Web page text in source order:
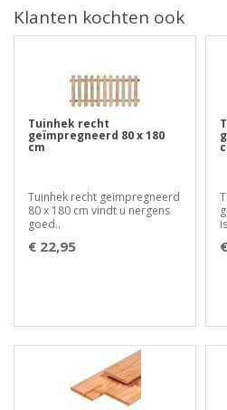
Klanten kochten ook
Tuinhek recht
geïmpregneerd 80 x 180
cm
Tuinhek recht geïmpregneerd
80 x 180 cm vindt u nergens
goed..
€ 22,95